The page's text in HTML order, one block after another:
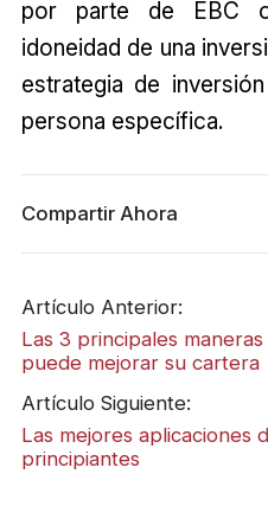
por parte de EBC
idoneidad de una
estrategia de
persona específica.
Compartir Ahora
Artículo Anterior:
Las 3 principales
puede mejorar su cartera
Artículo Siguiente:
Las mejores aplicaciones
principiantes